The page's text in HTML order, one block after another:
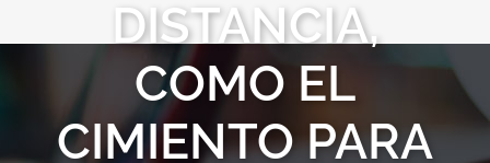
DISTANCIA,
COMO EL
CIMIENTO PARA